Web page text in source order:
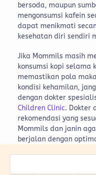
bersoda, maupun
mengonsumsi kafein
dapat menikmati
kesehatan diri sendiri
Jika Mommils masih
konsumsi kopi selama
memastikan pola
kondisi kehamilan,
dengan dokter
Children Clinic. Dokter
rekomendasi yang
Mommils dan janin
berjalan dengan